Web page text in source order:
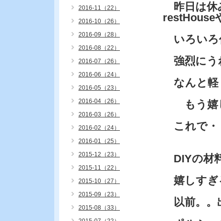
昨日は休
restHouse
いろいろ
強烈にう
なんと軽
もう嬉
これで・
DIYの材
嬉しすぎ
以前。。
2016-11（22）
2016-10（26）
2016-09（28）
2016-08（22）
2016-07（26）
2016-06（24）
2016-05（23）
2016-04（26）
2016-03（26）
2016-02（24）
2016-01（25）
2015-12（23）
2015-11（22）
2015-10（27）
2015-09（23）
2015-08（33）